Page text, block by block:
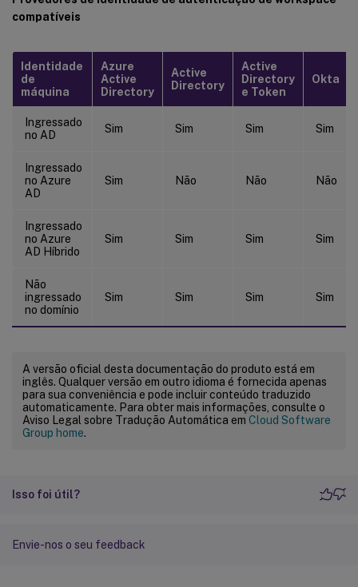
compatíveis
Identidade
de
máquina
Azure
Active
Directory
Active
Directory
Active
Directory
e Token
Okta
Ingressado
no AD
Sim Sim Sim Sim
Ingressado
no Azure
AD
Sim Não Não Não
Ingressado
no Azure
AD Híbrido
Sim Sim Sim Sim
Não
ingressado
no domínio
Sim Sim Sim Sim
A versão oficial desta documentação do produto está em
inglês. Qualquer versão em outro idioma é fornecida apenas
para sua conveniência e pode incluir conteúdo traduzido
automaticamente. Para obter mais informações, consulte o
Aviso Legal sobre Tradução Automática em Cloud Software
Group home.
Isso foi útil?
Envie-nos o seu feedback